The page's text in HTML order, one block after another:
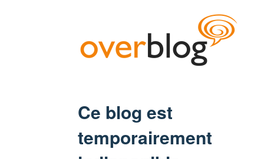
Ce blog est
temporairement